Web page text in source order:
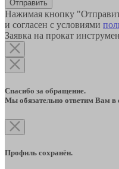
Отправить
Нажимая кнопку
и согласен с условиями
Заявка на прокат
Спасибо за обращение.
Мы обязательно ответим Вам
Профиль сохранён.